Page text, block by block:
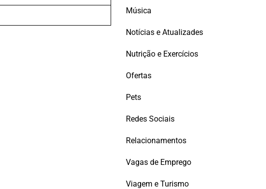
Música
Notícias e Atualizades
Nutrição e Exercícios
Ofertas
Pets
Redes Sociais
Relacionamentos
Vagas de Emprego
Viagem e Turismo